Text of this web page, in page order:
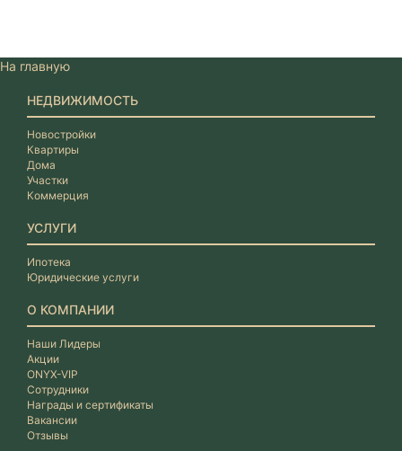
На главную
НЕДВИЖИМОСТЬ
Новостройки
Квартиры
Дома
Участки
Коммерция
УСЛУГИ
Ипотека
Юридические услуги
О КОМПАНИИ
Наши Лидеры
Акции
ONYX-VIP
Сотрудники
Награды и сертификаты
Вакансии
Отзывы